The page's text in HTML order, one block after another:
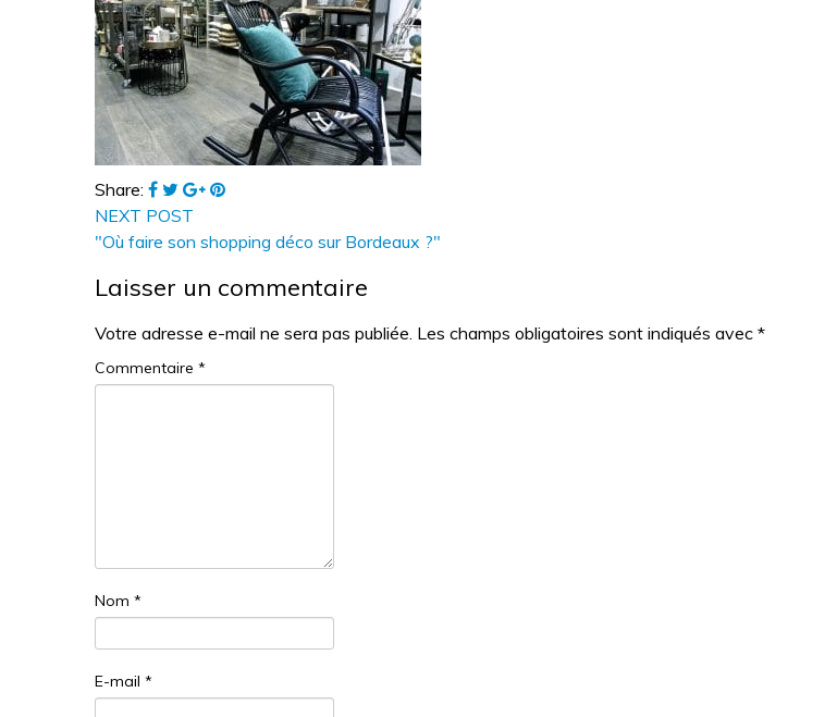
Share:
NEXT POST
"Où faire son shopping déco sur Bordeaux ?"
Laisser un commentaire
Votre adresse e-mail ne sera pas publiée. Les champs obligatoires sont indiqués avec *
Commentaire *
Nom *
E-mail *